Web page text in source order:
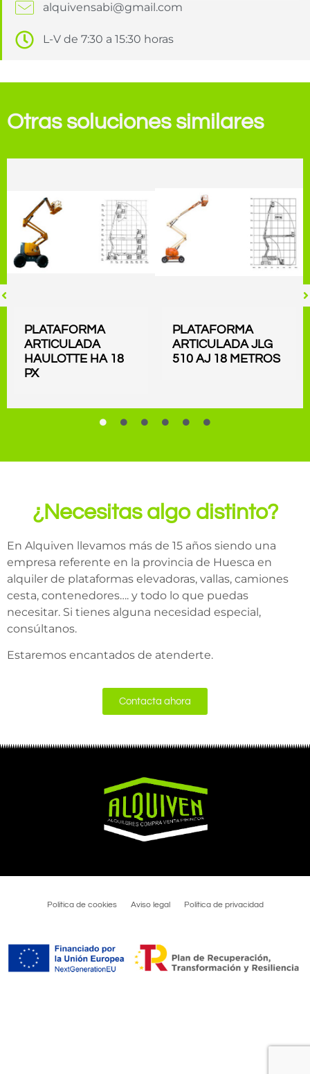
alquivensabi@gmail.com
L-V de 7:30 a 15:30 horas
Otras soluciones similares
PLATAFORMA
ARTICULADA
HAULOTTE HA 18
PX
PLATAFORMA
ARTICULADA JLG
510 AJ 18 METROS
¿Necesitas algo distinto?
En Alquiven llevamos más de 15 años siendo una
empresa referente en la provincia de Huesca en
alquiler de plataformas elevadoras, vallas, camiones
cesta, contenedores…. y todo lo que puedas
necesitar. Si tienes alguna necesidad especial,
consúltanos.
Estaremos encantados de atenderte.
Contacta ahora
Política de cookies Aviso legal Política de privacidad